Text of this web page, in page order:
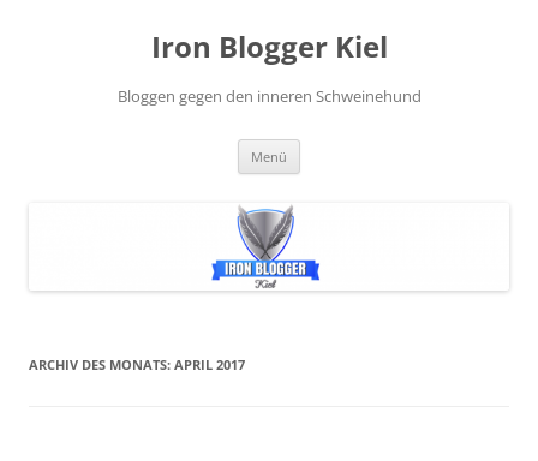
Iron Blogger Kiel
Bloggen gegen den inneren Schweinehund
Menü
ARCHIV DES MONATS: APRIL 2017